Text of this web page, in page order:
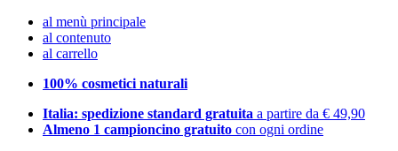
al menù principale
al contenuto
al carrello
100% cosmetici naturali
Italia: spedizione standard gratuita a partire da € 49,90
Almeno 1 campioncino gratuito con ogni ordine